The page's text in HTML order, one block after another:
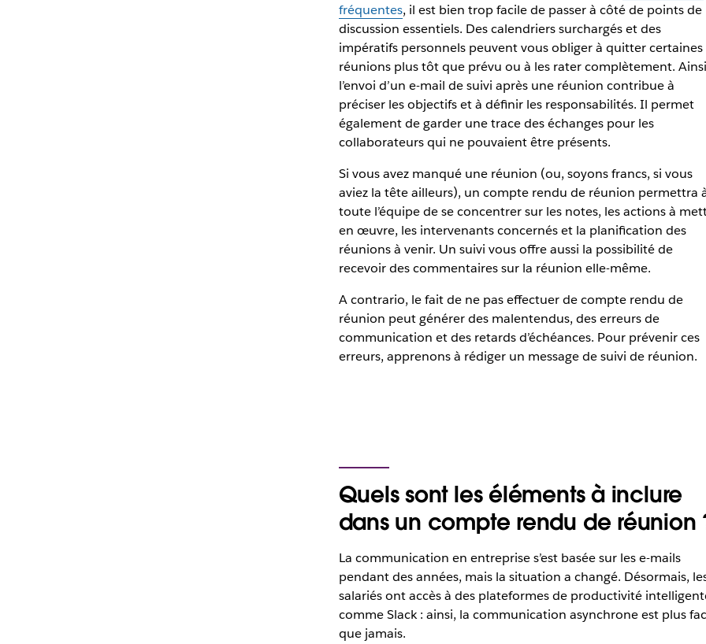
fréquentes, il est bien trop facile de passer à côté de points de
discussion essentiels. Des calendriers surchargés et des
impératifs personnels peuvent vous obliger à quitter certaines
réunions plus tôt que prévu ou à les rater complètement.
l’envoi d’un e-mail de suivi après une réunion contribue à
préciser les objectifs et à définir les responsabilités. Il permet
également de garder une trace des échanges pour les
collaborateurs qui ne pouvaient être présents.
Si vous avez manqué une réunion (ou, soyons francs, si vous
aviez la tête ailleurs), un compte rendu de réunion permettra
toute l’équipe de se concentrer sur les notes, les actions à
en œuvre, les intervenants concernés et la planification des
réunions à venir. Un suivi vous offre aussi la possibilité de
recevoir des commentaires sur la réunion elle-même.
A contrario, le fait de ne pas effectuer de compte rendu de
réunion peut générer des malentendus, des erreurs de
communication et des retards d’échéances. Pour prévenir ces
erreurs, apprenons à rédiger un message de suivi de réunion.
Quels sont les éléments à inclure
dans un compte rendu de réunion
La communication en entreprise s’est basée sur les e-mails
pendant des années, mais la situation a changé. Désormais,
salariés ont accès à des plateformes de productivité
comme Slack : ainsi, la communication asynchrone est plus
que jamais.